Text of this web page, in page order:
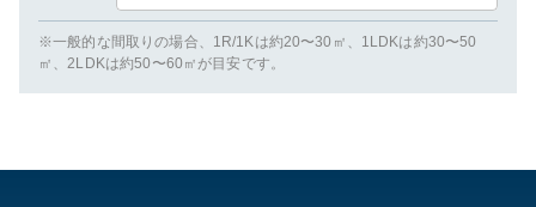
※一般的な間取りの場合、1R/1Kは約20〜30㎡、1LDKは約30〜50
㎡、2LDKは約50〜60㎡が目安です。